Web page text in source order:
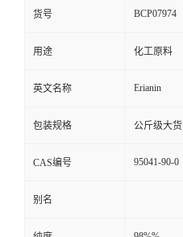
货号 BCP07974
用途 化工原料
英文名称 Erianin
包装规格 公斤级大货
CAS编号 95041-90-0
别名